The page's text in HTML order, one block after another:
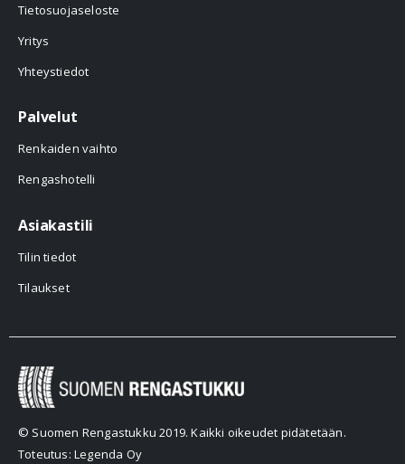
Tietosuojaseloste
Yritys
Yhteystiedot
Palvelut
Renkaiden vaihto
Rengashotelli
Asiakastili
Tilin tiedot
Tilaukset
© Suomen Rengastukku 2019. Kaikki oikeudet pidätetään.
Toteutus: Legenda Oy